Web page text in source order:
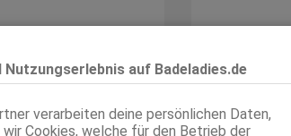
auf Badeladies.de
verarbeiten deine persönlichen Daten,
Cookies, welche für den Betrieb der
JETZT AN UND